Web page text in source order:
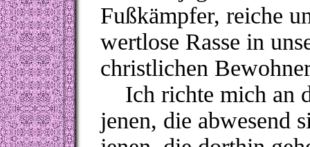
Fußkämpfer, reiche
wertlose Rasse in
christlichen
Ich richte mich an
jenen, die abwesend